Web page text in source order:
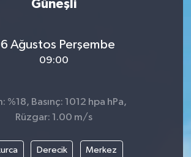
Güneşli
Ağustos Perşembe
09:00
%18, Basınç: 1012 hpa hPa,
Rüzgar: 1.00 m/s
Derecik Merkez